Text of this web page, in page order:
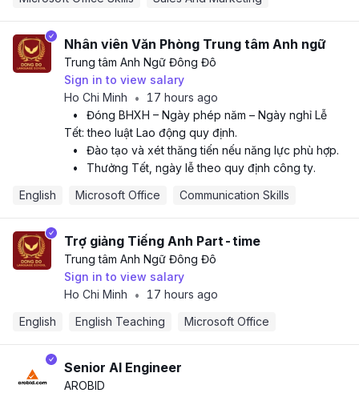
Nhân viên Văn Phòng Trung tâm Anh ngữ
Trung tâm Anh Ngữ Đông Đô
Sign in to view salary
Ho Chi Minh
•
17 hours ago
•
Đóng BHXH – Ngày phép năm – Ngày nghỉ Lễ
Tết: theo luật Lao động quy định.
•
Đào tạo và xét thăng tiến nếu năng lực phù hợp.
•
Thưởng Tết, ngày lễ theo quy định công ty.
English
Microsoft Office Communication Skills
Trợ giảng Tiếng Anh Part-time
Trung tâm Anh Ngữ Đông Đô
Sign in to view salary
Ho Chi Minh
•
17 hours ago
English
English Teaching Microsoft Office
Senior AI Engineer
AROBID